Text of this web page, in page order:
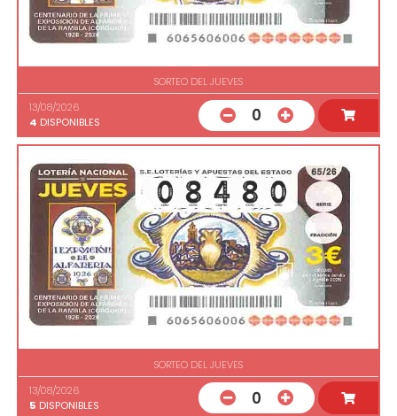
SORTEO DEL JUEVES
13/08/2026
4 DISPONIBLES 0
SORTEO DEL JUEVES
13/08/2026
5 DISPONIBLES 0